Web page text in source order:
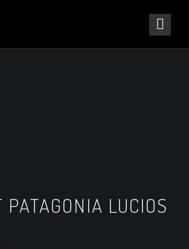
PATAGONIA LUCIOS